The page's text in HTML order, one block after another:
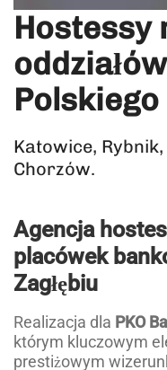
Hostessy
Polskiego
Katowice,
Chorzów.
Agencja
placówek
Zagłębiu
Realizacja dla PKO
którym kluczowym
prestiżowym